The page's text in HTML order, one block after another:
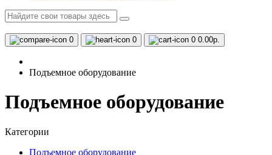
0 0 0 0.00р.
Подъемное оборудование
Подъемное оборудование
Категории
Подъемное оборудование